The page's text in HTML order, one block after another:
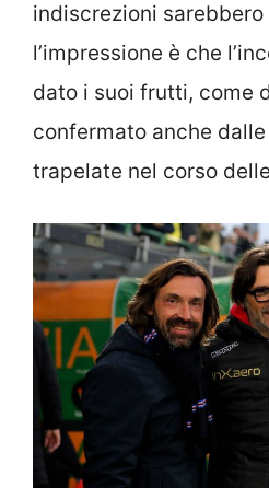
indiscrezioni
l’impressione è che
dato i suoi frutti, come
confermato anche
trapelate nel corso